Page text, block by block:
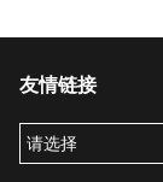
友情链接
请选择